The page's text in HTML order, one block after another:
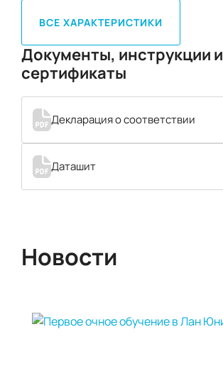
ВСЕ ХАРАКТЕРИСТИКИ
Документы, инструкции и
сертификаты
Декларация о соответствии
Даташит
Новости